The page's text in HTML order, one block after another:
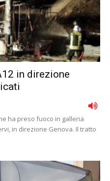
in direzione
ha preso fuoco in galleria
in direzione Genova. Il tratto